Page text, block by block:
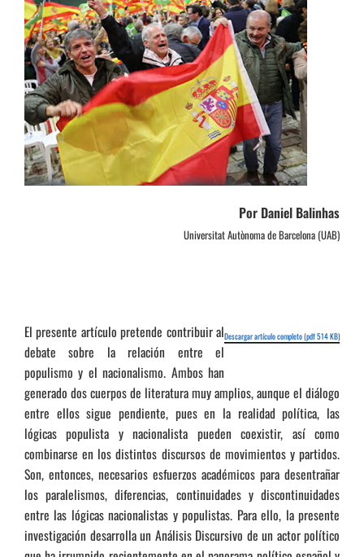
Por Daniel Balinhas
Universitat Autònoma de Barcelona (UAB)
Descargar artículo completo (pdf 514 KB)
El presente artículo pretende contribuir al
debate sobre la relación entre el
populismo y el nacionalismo. Ambos han
generado dos cuerpos de literatura muy amplios, aunque el diálogo
entre ellos sigue pendiente, pues en la realidad política, las
lógicas populista y nacionalista pueden coexistir, así como
combinarse en los distintos discursos de movimientos y partidos.
Son, entonces, necesarios esfuerzos académicos para desentrañar
los paralelismos, diferencias, continuidades y discontinuidades
entre las lógicas nacionalistas y populistas. Para ello, la presente
investigación desarrolla un Análisis Discursivo de un actor político